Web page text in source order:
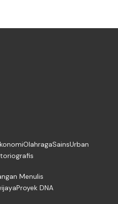
OlahragaSainsUrban
Menulis
Proyek DNA